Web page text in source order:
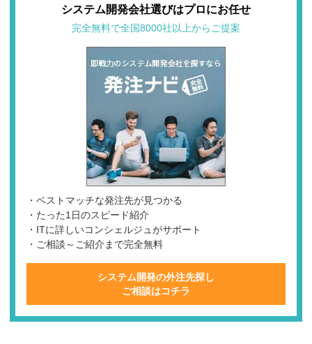
システム開発会社選びはプロにお任せ
完全無料で全国8000社以上からご提案
・ベストマッチな発注先が見つかる
・たった1日のスピード紹介
・ITに詳しいコンシェルジュがサポート
・ご相談～ご紹介まで完全無料
システム開発の外注先探し
ご相談はコチラ